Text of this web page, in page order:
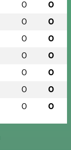
0 0
0 0
0 0
0 0
0 0
0 0
0 0